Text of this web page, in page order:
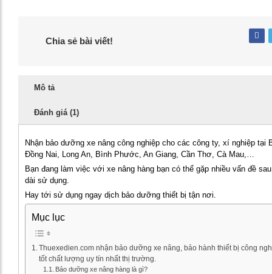
Chia sẻ bài viết!
Mô tả
Đánh giá (1)
Nhận bảo dưỡng xe nâng công nghiệp cho các công ty, xí nghiệp tại
Đồng Nai, Long An, Bình Phước, An Giang, Cần Thơ, Cà Mau,…
Bạn đang làm việc với xe nâng hàng bạn có thể gặp nhiều vấn đề
dài sử dụng.
Hay tới sử dụng ngay dịch bảo dưỡng thiết bị tận nơi.
Mục lục
Thuexedien.com nhận bảo dưỡng xe nâng, bảo hành thiết bị công
tốt chất lượng uy tín nhất thị trường.
Bảo dưỡng xe nâng hàng là gì?